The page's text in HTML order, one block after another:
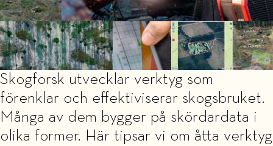
Skogforsk utvecklar verktyg som
förenklar och effektiviserar skogsbruket.
Många av dem bygger på skördardata i
olika former. Här tipsar vi om åtta verktyg